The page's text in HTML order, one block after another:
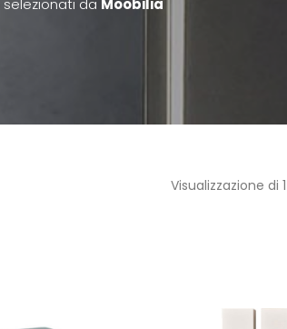
da Moobilia
Visualizzazione di